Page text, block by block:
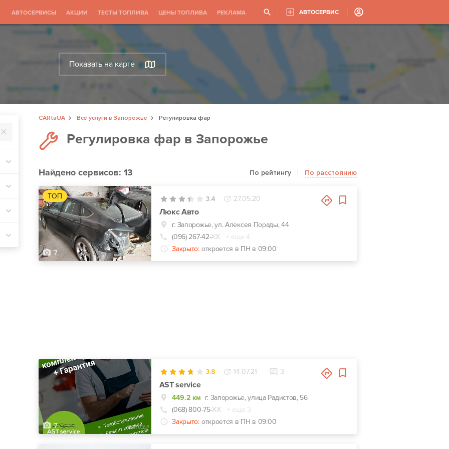
АВТОСЕРВИСЫ АКЦИИ ТЕСТЫ ТОПЛИВА ЦЕНЫ ТОПЛИВА РЕКЛАМА АВТОСЕРВИС
Показать на карте
CARtaUA Все услуги в Запорожье
Регулировка фар
Регулировка фар в Запорожье
Найденосервисов: 13 По рейтингу | По расстоянию
ТОП
7
3.4 27.05.20
Люкс Авто
г. Запорожье, ул. Алексея Порады, 44
(096) 267-42-ХХ
+ еще 4
Закрыто: откроется в ПН в 09:00
7
3.8 14.07.21 3
AST service
449.2 км г. Запорожье, улица Радистов, 56
(068) 800-75-ХХ
+ еще 3
Закрыто: откроется в ПН в 09:00